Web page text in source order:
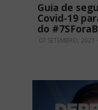
Guia de
Covid-19
do
07 SETEMBRO,